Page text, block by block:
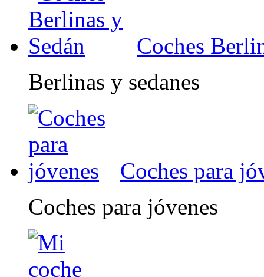
Coches
Berlinas y sedanes
Coches para
Coches para jóvenes